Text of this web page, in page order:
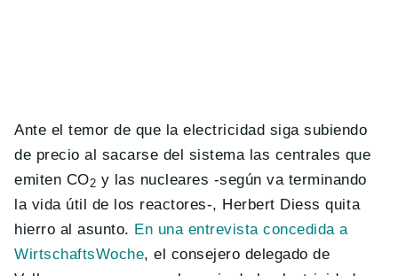
Ante el temor de que la electricidad siga subiendo
de precio al sacarse del sistema las centrales que
emiten CO2 y las nucleares -según va terminando
la vida útil de los reactores-, Herbert Diess quita
hierro al asunto. En una entrevista concedida a
WirtschaftsWoche, el consejero delegado de